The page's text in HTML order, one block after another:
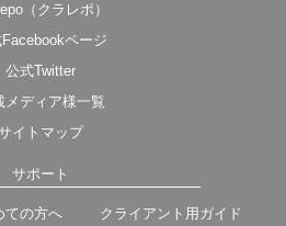
（クラレポ）
ページ
公式Twitter
メディア様一覧
イトマップ
サポート
ての方へ クライアント用ガイド